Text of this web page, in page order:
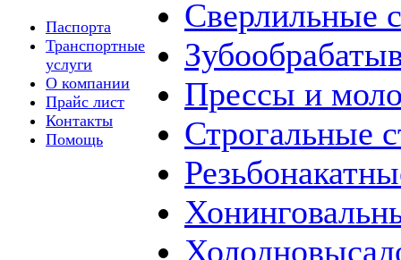
Паспорта
Транспортные
услуги
О компании
Прайс лист
Контакты
Помощь
Сверлильные
Прессы и
Строгальные